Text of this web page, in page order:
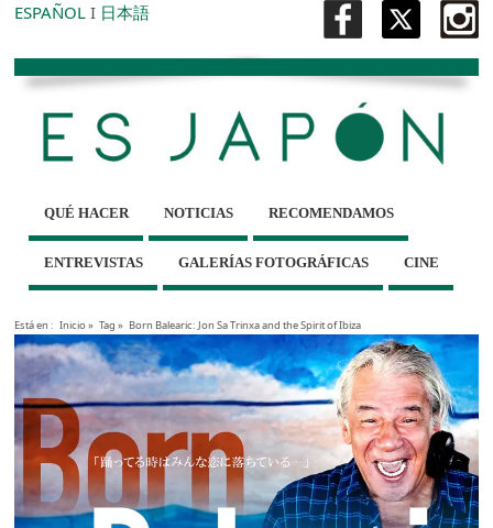
ESPAÑOL I 日本語
QUÉ HACER NOTICIAS RECOMENDAMOS
ENTREVISTAS GALERÍAS FOTOGRÁFICAS CINE
Está en : Inicio» Tag » Born Balearic: Jon Sa Trinxa and the Spirit of Ibiza